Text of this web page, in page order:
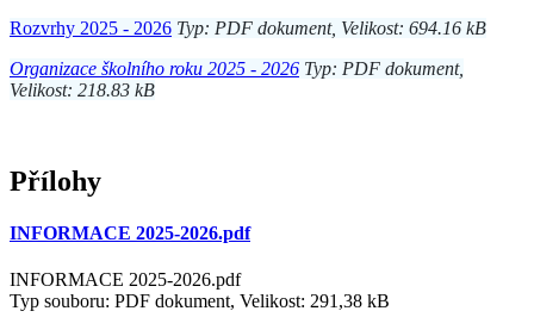
Rozvrhy 2025 - 2026 Typ: PDF dokument, Velikost: 694.16 kB
Organizace školního roku 2025 - 2026 Typ: PDF dokument,
Velikost: 218.83 kB
Přílohy
INFORMACE 2025-2026.pdf
INFORMACE 2025-2026.pdf
Typ souboru: PDF dokument, Velikost: 291,38 kB